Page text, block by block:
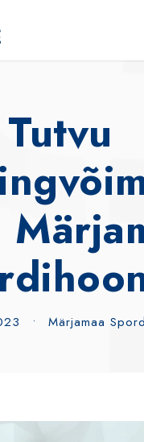
Tutvu
• Märjamaa